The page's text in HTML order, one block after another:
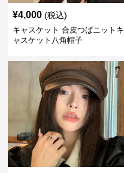
¥4,000 (税込)
キャスケット 合皮つばニットキ
ャスケット八角帽子